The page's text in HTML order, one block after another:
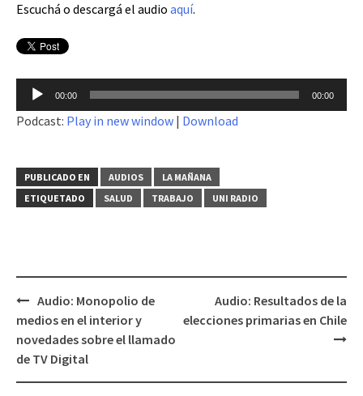
Escuchá o descargá el audio aquí.
Reproductor
de
audio
00:00 00:00
Podcast: Play in new window | Download
PUBLICADO EN AUDIOS
LA MAÑANA
ETIQUETADO
SALUD TRABAJO UNI RADIO
Navegación
de
entradas
Audio: Monopolio de
medios en el interior y
novedades sobre el llamado
de TV Digital
Audio: Resultados de la
elecciones primarias en Chile